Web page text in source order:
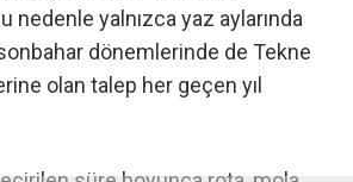
nedenle yalnızca yaz aylarında
dönemlerinde de Tekne
olan talep her geçen yıl